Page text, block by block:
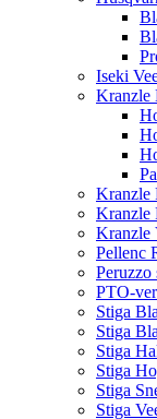
Iseki
Kranzle
Kranzle
Kranzle
Kranzle
Pellenc
Peruzzo
PTO-
Stiga
Stiga
Stiga
Stiga
Stiga
Stiga